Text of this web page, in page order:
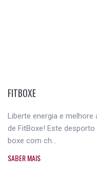
FITBOXE
Liberte energia e
de FitBoxe! Este
boxe com ch...
SABER MAIS